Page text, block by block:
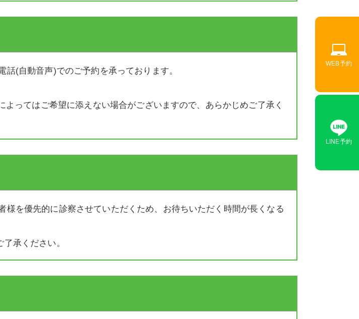
(自動音声)でのご予約を承っております。
ってはご希望に添えない場合がございますので、あらかじめご了承く
を優先的に診察させていただくため、お待ちいただく時間が長くなる
承ください。
WEB予約
LINE予約